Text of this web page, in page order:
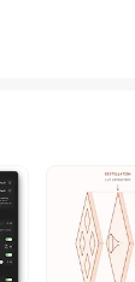
기간별로 나눠져 있
릴게요.더현대 서울
를 지금부터 하나
별할까요?🌟 100%
맛금옥당의 양갱은 국
깔끔하고 부드러운
묵직한 양갱과는 확